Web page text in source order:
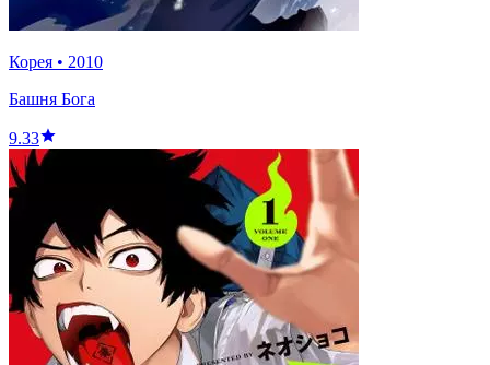
Корея • 2010
Башня Бога
9.33